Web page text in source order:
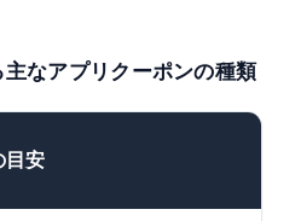
なアプリクーポンの種類
目安